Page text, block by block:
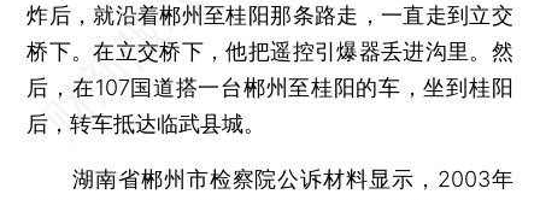
炸后，就沿着郴州至桂阳那条路走，一直走到立交
桥下。在立交桥下，他把遥控引爆器丢进沟里。然
后，在107国道搭一台郴州至桂阳的车，坐到桂阳
后，转车抵达临武县城。
湖南省郴州市检察院公诉材料显示，2003年